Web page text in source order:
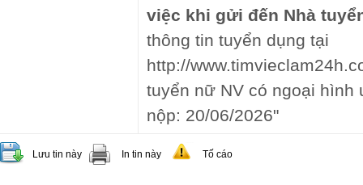
việc khi gửi đến Nhà
thông tin tuyển dụng tại
http://
tuyển nữ NV có ngoại hình
nộp: 20/06/2026"
Lưu tin này In tin này Tố cáo